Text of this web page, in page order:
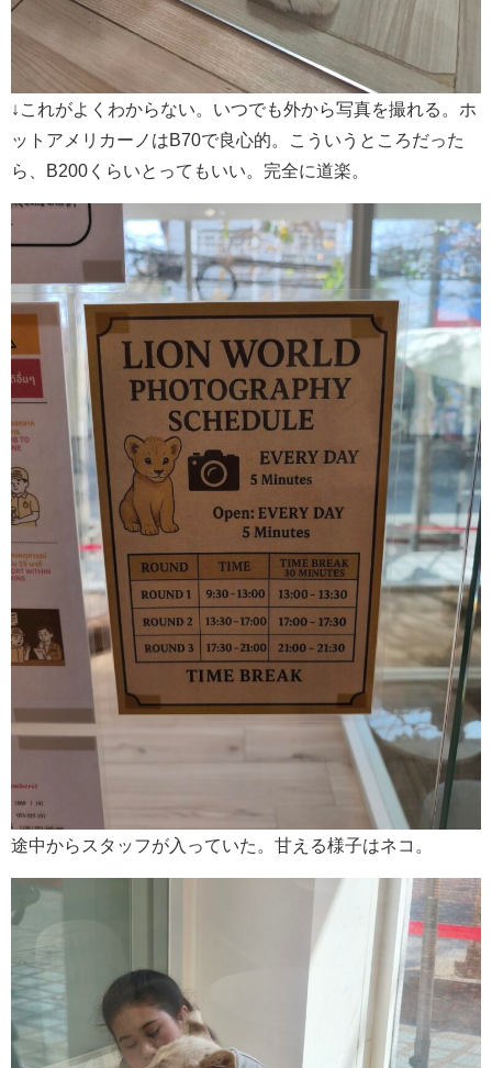
↓これがよくわからない。いつでも外から写真を撮れる。ホ
ットアメリカーノはB70で良心的。こういうところだった
ら、B200くらいとってもいい。完全に道楽。
途中からスタッフが入っていた。甘える様子はネコ。